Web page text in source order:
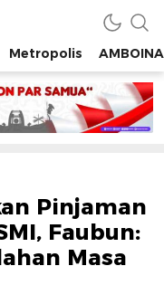
Metropolis AMBOINA
Pinjaman
Faubun:
Masa